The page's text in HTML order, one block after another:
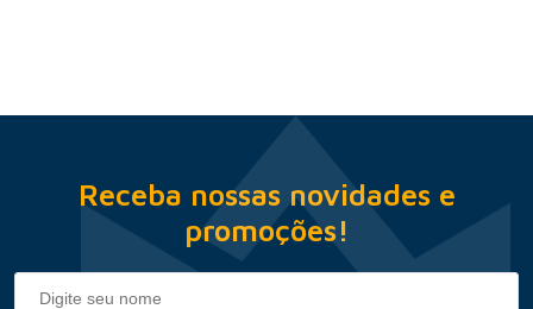
Receba nossas novidades e
promoções!